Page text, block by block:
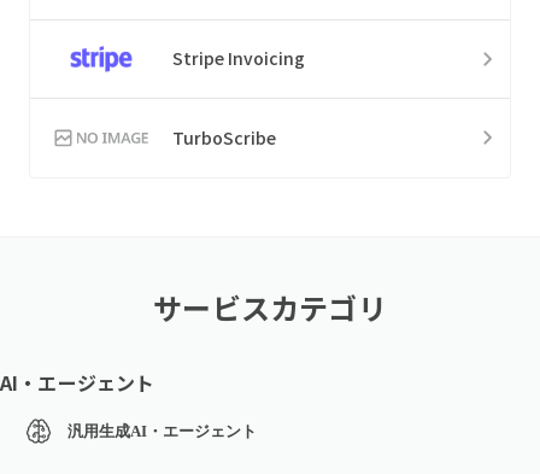
Stripe Invoicing
TurboScribe
サービスカテゴリ
AI・エージェント
汎用生成AI・エージェント